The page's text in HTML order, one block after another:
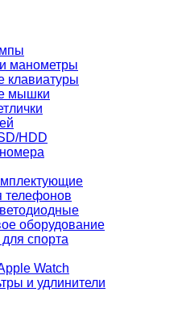
манометры
клавиатуры
мышки
HDD
телефонов
оборудование
спорта
Watch
и удлинители